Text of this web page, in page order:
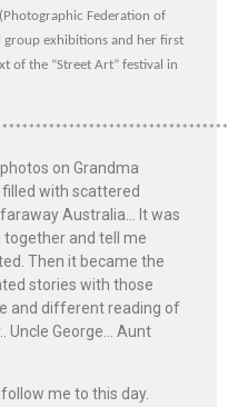
Federation of
group exhibitions and her first
of the “Street Art” festival in
on Grandma
filled with scattered
Australia… It was
and tell me
Then it became the
stories with those
and different reading of
Uncle George… Aunt
me to this day.